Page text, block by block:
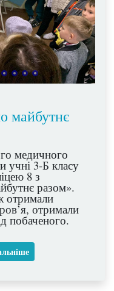
майбутнє
медичного
учні 3-Б класу
8 з
разом».
отримали
отримали
побаченого.